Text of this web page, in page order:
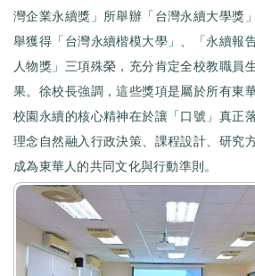
灣企業永續獎」所舉辦「台灣永續大學獎
舉獲得「台灣永續楷模大學」、「永續報
人物獎」三項殊榮，充分肯定全校教職員
果。徐校長強調，這些獎項是屬於所有東
校園永續的核心精神在於讓「口號」真正
理念自然融入行政決策、課程設計、研究
成為東華人的共同文化與行動準則。